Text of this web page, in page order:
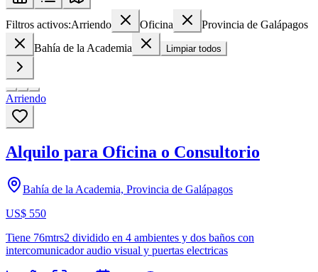
Filtros activos:Arriendo Oficina
Provincia de Galápagos
Bahía de la Academia
Limpiar todos
Arriendo
Alquilo para Oficina o Consultorio
Bahía de la Academia, Provincia de Galápagos
US$ 550
Tiene 76mtrs2 dividido en 4 ambientes y dos baños con
intercomunicador audio visual y puertas electricas